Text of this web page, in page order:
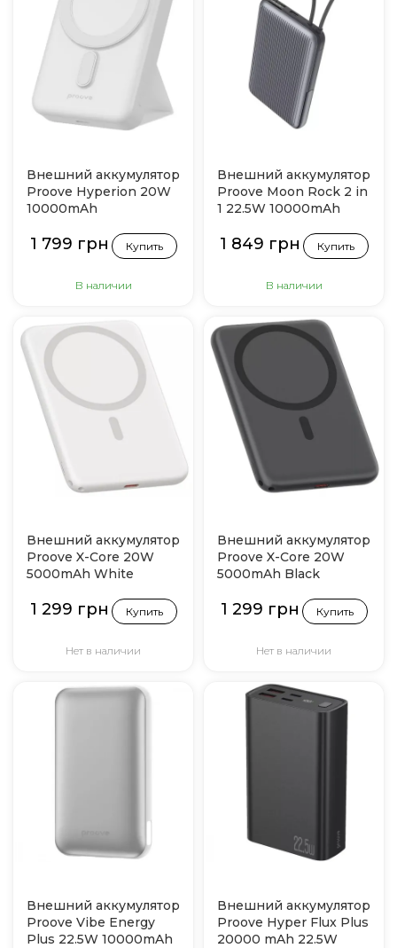
Внешний аккумулятор
Proove Hyperion 20W
10000mAh
1 799 грн Купить
В наличии
Внешний аккумулятор
Proove Moon Rock 2 in
1 22.5W 10000mAh
1 849 грн Купить
В наличии
Внешний аккумулятор
Proove X-Core 20W
5000mAh White
1 299 грн Купить
Нет в наличии
Внешний аккумулятор
Proove X-Core 20W
5000mAh Black
1 299 грн Купить
Нет в наличии
Внешний аккумулятор
Proove Vibe Energy
Plus 22.5W 10000mAh
Внешний аккумулятор
Proove Hyper Flux Plus
20000 mAh 22.5W